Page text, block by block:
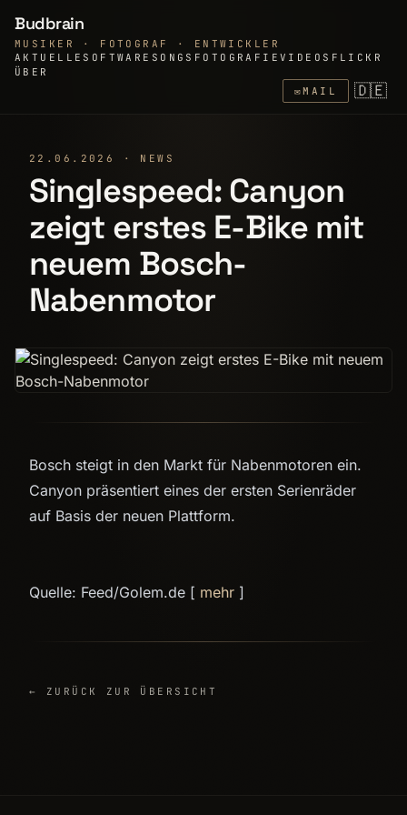
Budbrain
MUSIKER · FOTOGRAF · ENTWICKLER
AKTUELLE SOFTWARE SONGS FOTOGRAFIEVIDEOS FLICKR
ÜBER
✉MAIL 🇩🇪
22.06.2026 · NEWS
Singlespeed: Canyon
zeigt erstes E-Bike mit
neuem Bosch-
Nabenmotor
Bosch steigt in den Markt für Nabenmotoren ein.
Canyon präsentiert eines der ersten Serienräder
auf Basis der neuen Plattform.
Quelle: Feed/Golem.de [ mehr ]
← ZURÜCK ZUR ÜBERSICHT